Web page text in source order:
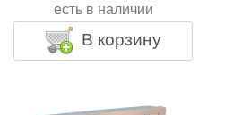
есть в наличии
В корзину